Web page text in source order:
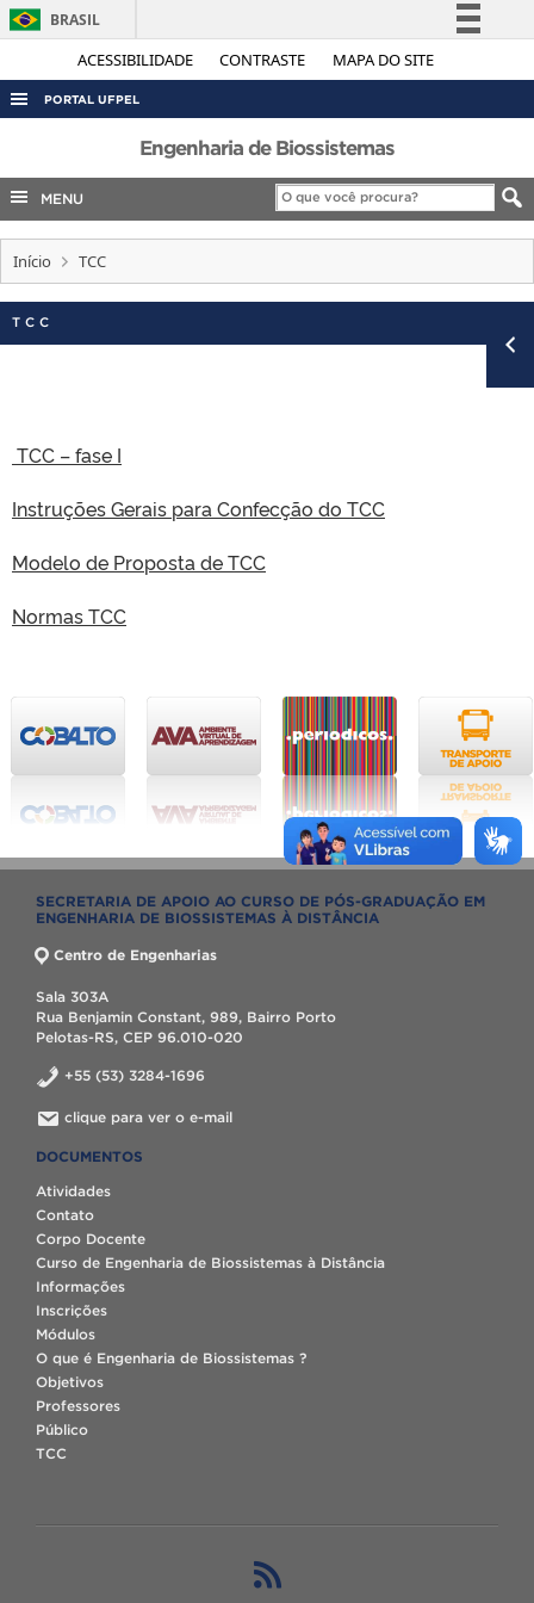
ACESSIBILIDADE CONTRASTE MAPA DO SITE
BRASIL
Simplifique!
Legislação
Canais
PORTAL UFPEL
ACESSO À INFORMAÇÃO
AUDITORIA
COBALTO
CONCURSOS
EDITAIS
INTERNACIONAL
TELEFONES
Engenharia de Biossistemas
MENU
Início TCC
TCC
TCC – fase I
Instruções Gerais para Confecção do TCC
Modelo de Proposta de TCC
Normas TCC
SECRETARIA DE APOIO AO CURSO DE PÓS-GRADUAÇÃO EM
ENGENHARIA DE BIOSSISTEMAS À DISTÂNCIA
Centro de Engenharias
Sala 303A
Rua Benjamin Constant, 989, Bairro Porto
Pelotas-RS, CEP 96.010-020
+55 (53) 3284-1696
clique para ver o e-mail
DOCUMENTOS
Atividades
Contato
Corpo Docente
Curso de Engenharia de Biossistemas à Distância
Informações
Inscrições
Módulos
O que é Engenharia de Biossistemas ?
Objetivos
Professores
Público
TCC